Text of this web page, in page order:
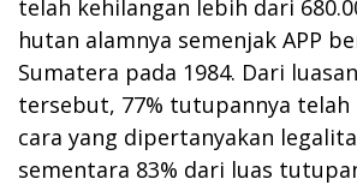
telah kehilangan lebih dari
hutan alamnya semenjak APP
Sumatera pada 1984. Dari
tersebut, 77% tutupannya telah
cara yang dipertanyakan
sementara 83% dari luas